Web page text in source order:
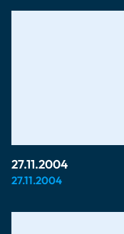
27.11.2004
27.11.2004